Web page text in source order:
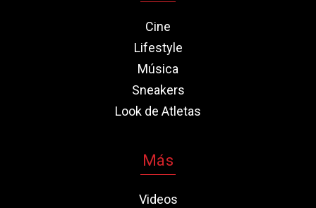
Cine
Lifestyle
Música
Sneakers
Look de Atletas
Más
Videos